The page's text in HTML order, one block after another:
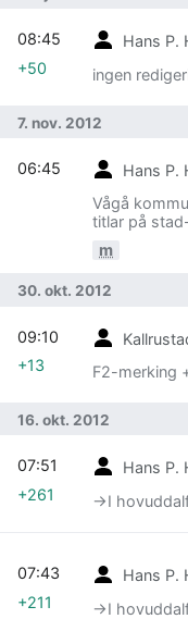
Hans P.
ingen
08:45
+50
7. nov. 2012
Hans P.
Vågå
titlar på
m
06:45
30. okt. 2012
F2-merking
09:10
+13
16. okt. 2012
Hans P.
→‎I
07:51
+261
Hans P.
→‎I
07:43
+211